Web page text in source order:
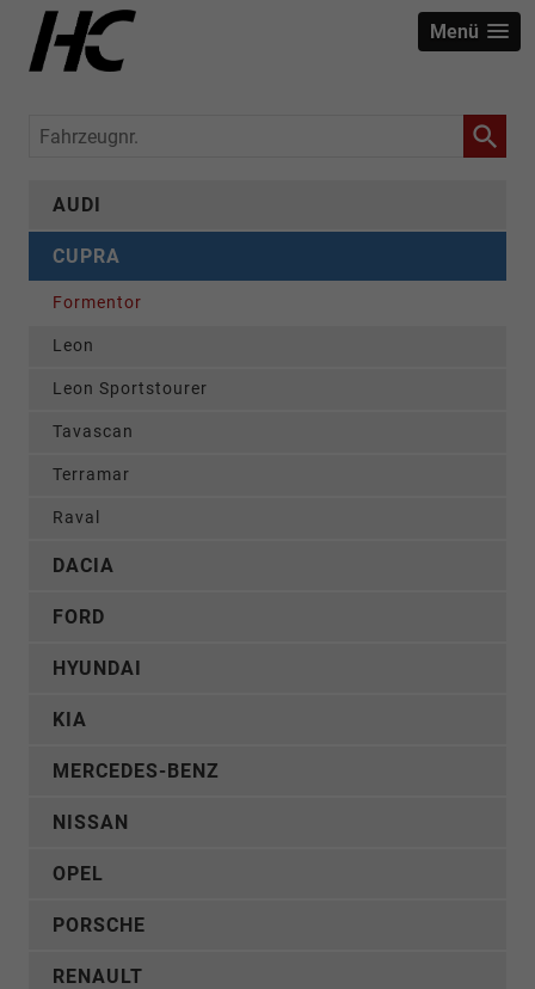
Menü
Fahrzeugnr.
AUDI
CUPRA
Formentor
Leon
Leon Sportstourer
Tavascan
Terramar
Raval
DACIA
FORD
HYUNDAI
KIA
MERCEDES-BENZ
NISSAN
OPEL
PORSCHE
RENAULT